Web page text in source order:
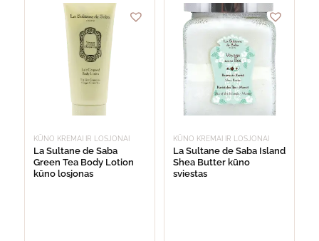
KŪNO KREMAI IR LOSJONAI
La Sultane de Saba
Green Tea Body Lotion
kūno losjonas
KŪNO KREMAI IR LOSJONAI
La Sultane de Saba Island
Shea Butter kūno
sviestas